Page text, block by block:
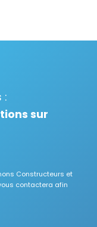
:
sur
Constructeurs et
contactera afin